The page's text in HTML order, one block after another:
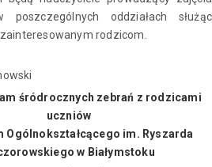
poszczególnych oddziałach służąc
rodzicom.
śródrocznych zebrań z rodzicami
uczniów
Ogólnokształcącego im. Ryszarda
w Białymstoku